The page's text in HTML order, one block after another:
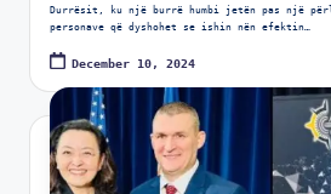
Durrësit, ku një burrë humbi jetën pas një
personave që dyshohet se ishin nën efektin…
December 10, 2024